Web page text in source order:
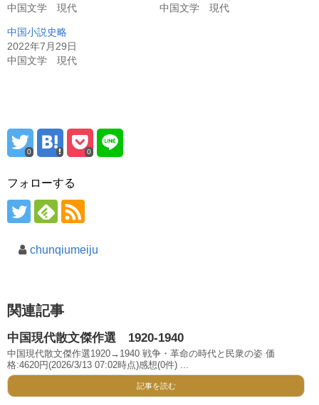
中国文学 現代
中国文学 現代
中国小説史略
2022年7月29日
中国文学 現代
0 0
フォローする
chunqiumeiju
関連記事
中国現代散文傑作選 1920-1940
中国現代散文傑作選1920→1940 戦争・革命の時代と民衆の姿 価
格:4620円(2026/3/13 07:02時点)感想(0件) ...
記事を読む